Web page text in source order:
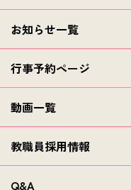
お知らせ一覧
行事予約ページ
動画一覧
教職員採用情報
Q&A